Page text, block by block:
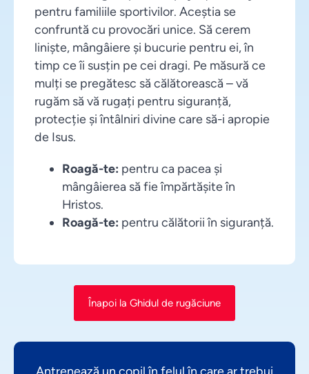
pentru familiile sportivilor. Aceștia se
confruntă cu provocări unice. Să cerem
liniște, mângâiere și bucurie pentru ei, în
timp ce îi susțin pe cei dragi. Pe măsură ce
mulți se pregătesc să călătorească – vă
rugăm să vă rugați pentru siguranță,
protecție și întâlniri divine care să-i apropie
de Isus.
Roagă-te: pentru ca pacea și
mângâierea să fie împărtășite în
Hristos.
Roagă-te: pentru călătorii în siguranță.
Înapoi la Ghidul de rugăciune
Antrenează un copil în felul în care ar trebui